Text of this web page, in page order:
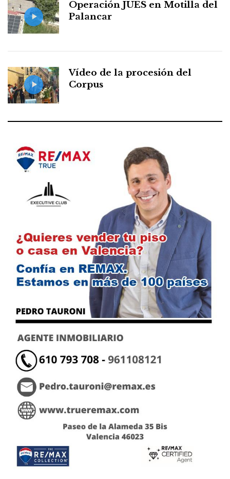
Operación JUES en Motilla del
Palancar
Vídeo de la procesión del
Corpus